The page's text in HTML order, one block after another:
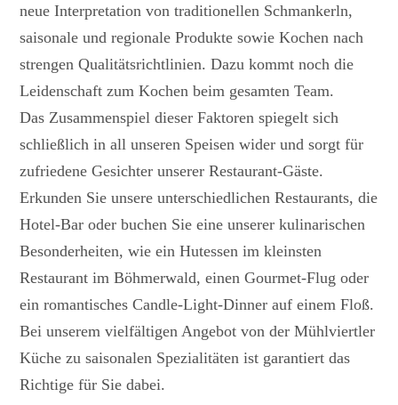
neue Interpretation von traditionellen Schmankerln,
saisonale und regionale Produkte sowie Kochen nach
strengen Qualitätsrichtlinien. Dazu kommt noch die
Leidenschaft zum Kochen beim gesamten Team.
Das Zusammenspiel dieser Faktoren spiegelt sich
schließlich in all unseren Speisen wider und sorgt für
zufriedene Gesichter unserer Restaurant-Gäste.
Erkunden Sie unsere unterschiedlichen Restaurants, die
Hotel-Bar oder buchen Sie eine unserer kulinarischen
Besonderheiten, wie ein Hutessen im kleinsten
Restaurant im Böhmerwald, einen Gourmet-Flug oder
ein romantisches Candle-Light-Dinner auf einem Floß.
Bei unserem vielfältigen Angebot von der Mühlviertler
Küche zu saisonalen Spezialitäten ist garantiert das
Richtige für Sie dabei.